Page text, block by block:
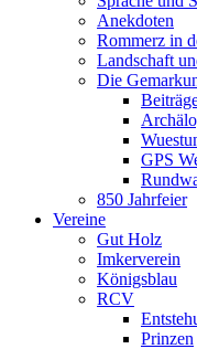
Anekdoten
Rommerz in
Landschaft
Die
GPS
850 Jahrfeier
Vereine
Gut Holz
Imkerverein
Königsblau
RCV
Prinzen